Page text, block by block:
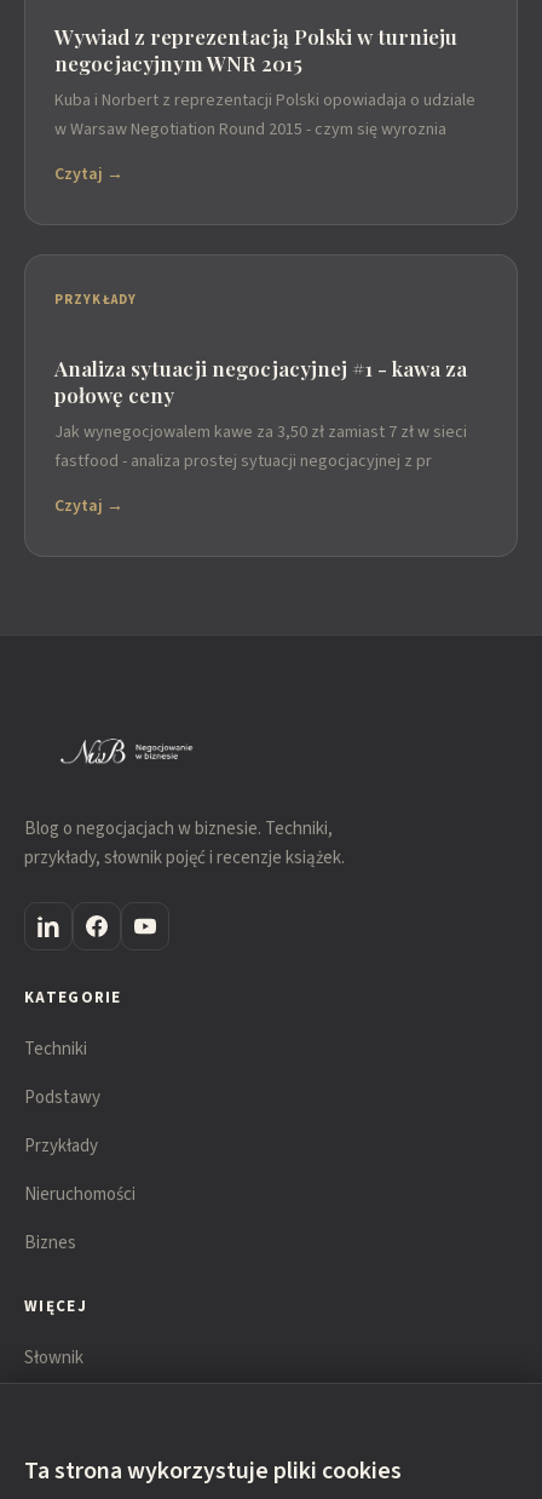
Wywiad z reprezentacją Polski w turnieju
negocjacyjnym WNR 2015
Kuba i Norbert z reprezentacji Polski opowiadaja o udziale
w Warsaw Negotiation Round 2015 - czym się wyroznia
Czytaj →
PRZYKŁADY
Analiza sytuacji negocjacyjnej #1 - kawa za
połowę ceny
Jak wynegocjowalem kawe za 3,50 zł zamiast 7 zł w sieci
fastfood - analiza prostej sytuacji negocjacyjnej z pr
Czytaj →
Blog o negocjacjach w biznesie. Techniki,
przykłady, słownik pojęć i recenzje książek.
KATEGORIE
Techniki
Podstawy
Przykłady
Nieruchomości
Biznes
WIĘCEJ
Słownik
Ta strona wykorzystuje pliki cookies